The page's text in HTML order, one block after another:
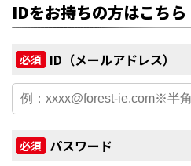
IDをお持ちの方はこちら
必須 ID（メールアドレス）
必須 パスワード